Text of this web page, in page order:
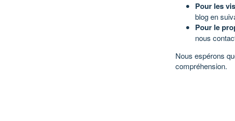
Pour les
blog en
Pour le
nous
Nous espérons
compréhension.